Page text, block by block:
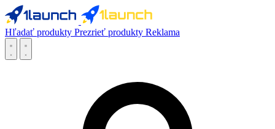
Hľadať produkty Prezrieť produkty Reklama